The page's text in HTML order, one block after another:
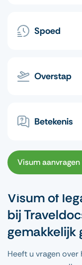
Spoed
Overstap
Betekenis
Visum aanvragen
Visum of
bij
gemakkelijk
Heeft u vragen